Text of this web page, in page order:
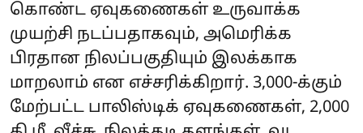
கொண்ட ஏவுகணைகள் உருவாக்க
முயற்சி நடப்பதாகவும், அமெரிக்க
பிரதான நிலப்பகுதியும் இலக்காக
மாறலாம் என எச்சரிக்கிறார். 3,000-க்கும்
மேற்பட்ட பாலிஸ்டிக் ஏவுகணைகள், 2,000